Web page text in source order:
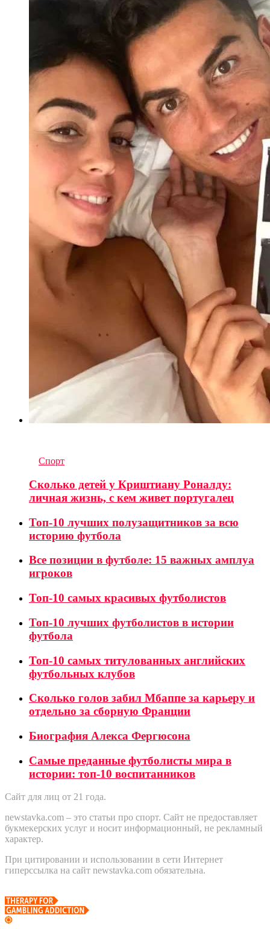
Спорт
Сколько детей у Криштиану Роналду:
личная жизнь, с кем живет португалец
Топ-10 лучших полузащитников за всю
историю футбола
Все позиции в футболе: 15 важных амплуа
игроков
Топ-10 самых красивых футболистов
Топ-10 лучших футболистов в истории
футбола
Топ-10 самых титулованных английских
футбольных клубов
Сколько голов забил Мбаппе за карьеру и
отдельно за сборную Франции
Биография Алекса Фергюсона
Самые преданные футболисты мира в
истории: топ-10 воспитанников
Сайт для лиц от 21 года.
newstavka.com – это статьи про спорт. Сайт не предоставляет
букмекерских услуг и носит информационный, не рекламный
характер.
При цитировании и использовании в сети Интернет
гиперссылка на сайт newstavka.com обязательна.